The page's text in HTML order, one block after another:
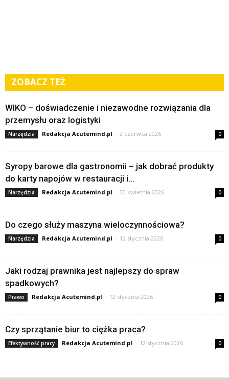
ZOBACZ TEŻ
WIKO – doświadczenie i niezawodne rozwiązania dla
przemysłu oraz logistyki
Narzędzia Redakcja Acutemind.pl - 2 czerwca 2026 0
Syropy barowe dla gastronomii – jak dobrać produkty
do karty napojów w restauracji i...
Narzędzia Redakcja Acutemind.pl - 30 kwietnia 2026 0
Do czego służy maszyna wieloczynnościowa?
Narzędzia Redakcja Acutemind.pl - 12 stycznia 2026 0
Jaki rodzaj prawnika jest najlepszy do spraw
spadkowych?
Prawo Redakcja Acutemind.pl - 12 stycznia 2026 0
Czy sprzątanie biur to ciężka praca?
Efektywność pracy Redakcja Acutemind.pl - 12 stycznia 2026 0